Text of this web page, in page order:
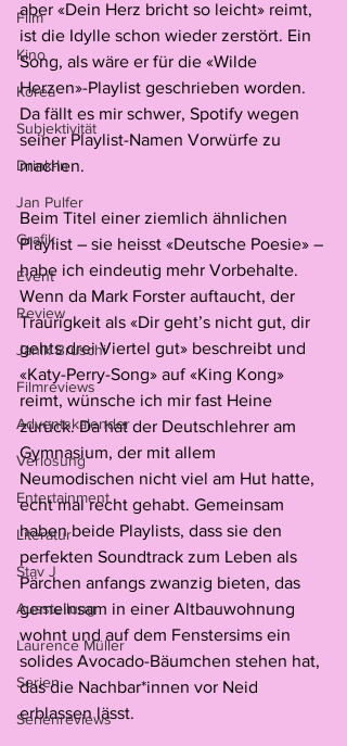
Film
Kino
Korea
Subjektivität
Drink-In
Jan Pulfer
Grafik
Event
Review
Janik Bruschi
Filmreviews
Adventskalender
Verlosung
Entertainment
Literatur
Stav J
Ausstellung
Laurence Müller
Serien
Serienreviews
aber «Dein Herz bricht so leicht» reimt,
ist die Idylle schon wieder zerstört. Ein
Song, als wäre er für die «Wilde
Herzen»-Playlist geschrieben worden.
Da fällt es mir schwer, Spotify wegen
seiner Playlist-Namen Vorwürfe zu
machen.
Beim Titel einer ziemlich ähnlichen
Playlist – sie heisst «Deutsche Poesie» –
habe ich eindeutig mehr Vorbehalte.
Wenn da Mark Forster auftaucht, der
Traurigkeit als «Dir geht’s nicht gut, dir
gehts drei Viertel gut» beschreibt und
«Katy-Perry-Song» auf «King Kong»
reimt, wünsche ich mir fast Heine
zurück. Da hat der Deutschlehrer am
Gymnasium, der mit allem
Neumodischen nicht viel am Hut hatte,
echt mal recht gehabt. Gemeinsam
haben beide Playlists, dass sie den
perfekten Soundtrack zum Leben als
Pärchen anfangs zwanzig bieten, das
gemeinsam in einer Altbauwohnung
wohnt und auf dem Fenstersims ein
solides Avocado-Bäumchen stehen hat,
das die Nachbar*innen vor Neid
erblassen lässt.